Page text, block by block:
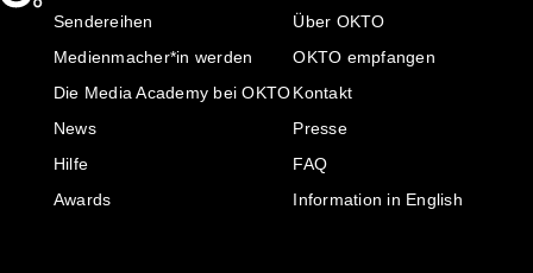
Sendereihen
Medienmacher*in werden
Die Media Academy bei OKTO
News
Hilfe
Awards
Über OKTO
OKTO empfangen
Kontakt
Presse
FAQ
Information in English